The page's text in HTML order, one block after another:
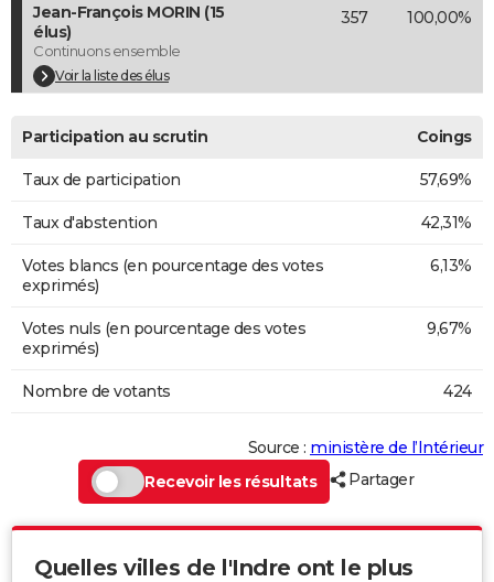
COPAINS D'AVANT
S'inscrire
Se connecter
Lycées
Collèges
Primaires
Universités
Entreprises
Service militaire
Avis de recherche
AVIS DE DÉCÈS
Bricolage
Lifestyle
Culture
Sport
Auto
Television
Voyage
Cinema
Jean-François MORIN (15
élus)
Continuons ensemble
Voir la liste des élus
357 100,00%
Participation au scrutin Coings
Taux de participation 57,69%
Taux d'abstention 42,31%
Votes blancs (en pourcentage des votes
exprimés)
6,13%
Votes nuls (en pourcentage des votes
exprimés)
9,67%
Nombre de votants 424
Source : ministère de l’Intérieur
Recevoir les résultats
Partager
Quelles villes de l'Indre ont le plus